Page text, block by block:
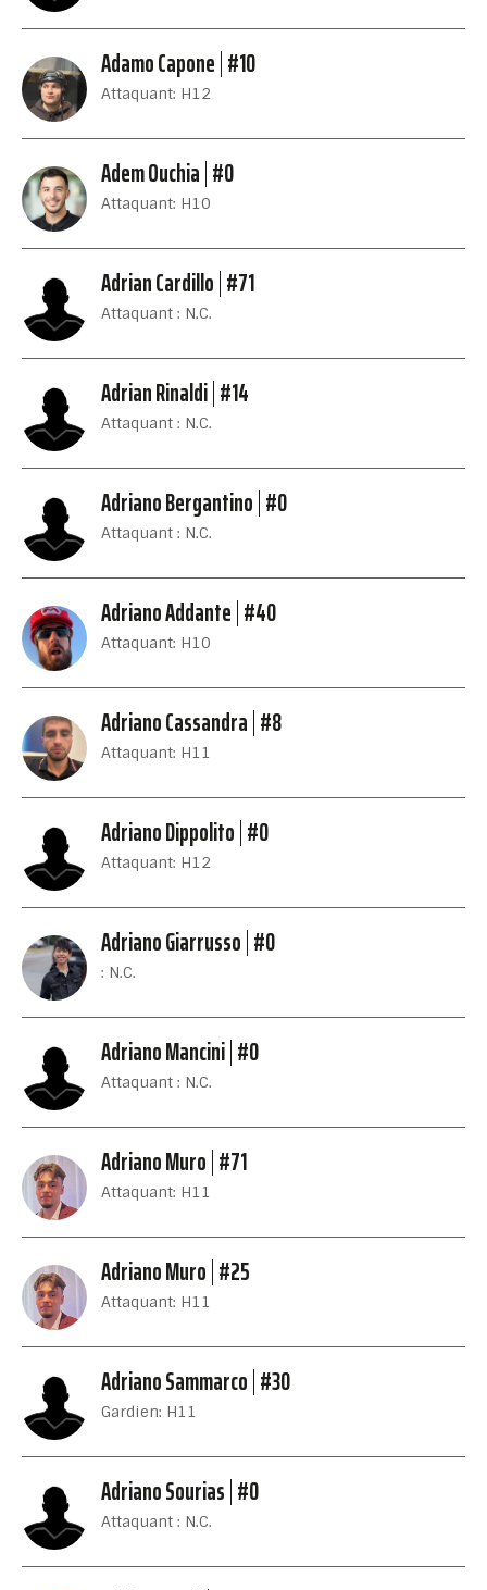
Adamo Capone #10
Attaquant: H12
Adem Ouchia #0
Attaquant: H10
Adrian Cardillo #71
Attaquant : N.C.
Adrian Rinaldi #14
Attaquant : N.C.
Adriano Bergantino #0
Attaquant : N.C.
Adriano Addante #40
Attaquant: H10
Adriano Cassandra #8
Attaquant: H11
Adriano Dippolito #0
Attaquant: H12
Adriano Giarrusso #0
: N.C.
Adriano Mancini #0
Attaquant : N.C.
Adriano Muro #71
Attaquant: H11
Adriano Muro #25
Attaquant: H11
Adriano Sammarco #30
Gardien: H11
Adriano Sourias #0
Attaquant : N.C.